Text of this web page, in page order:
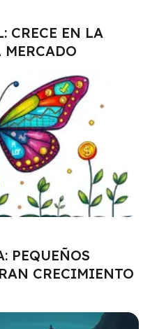
CRECE EN LA
PEQUEÑOS
CRECIMIENTO